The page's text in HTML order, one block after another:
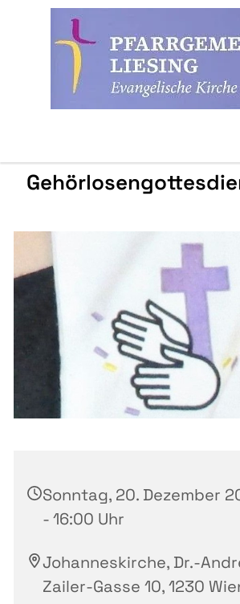
Sonntag, 20. Dezember
- 16:00 Uhr
Johanneskirche, Dr.-
Zailer-Gasse 10, 1230